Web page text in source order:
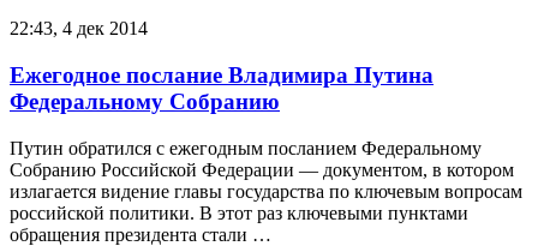
22:43, 4 дек 2014
Ежегодное послание Владимира Путина
Федеральному Собранию
Путин обратился с ежегодным посланием Федеральному
Собранию Российской Федерации — документом, в котором
излагается видение главы государства по ключевым вопросам
российской политики. В этот раз ключевыми пунктами
обращения президента стали …